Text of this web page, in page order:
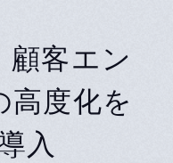
客エン
度化を
入